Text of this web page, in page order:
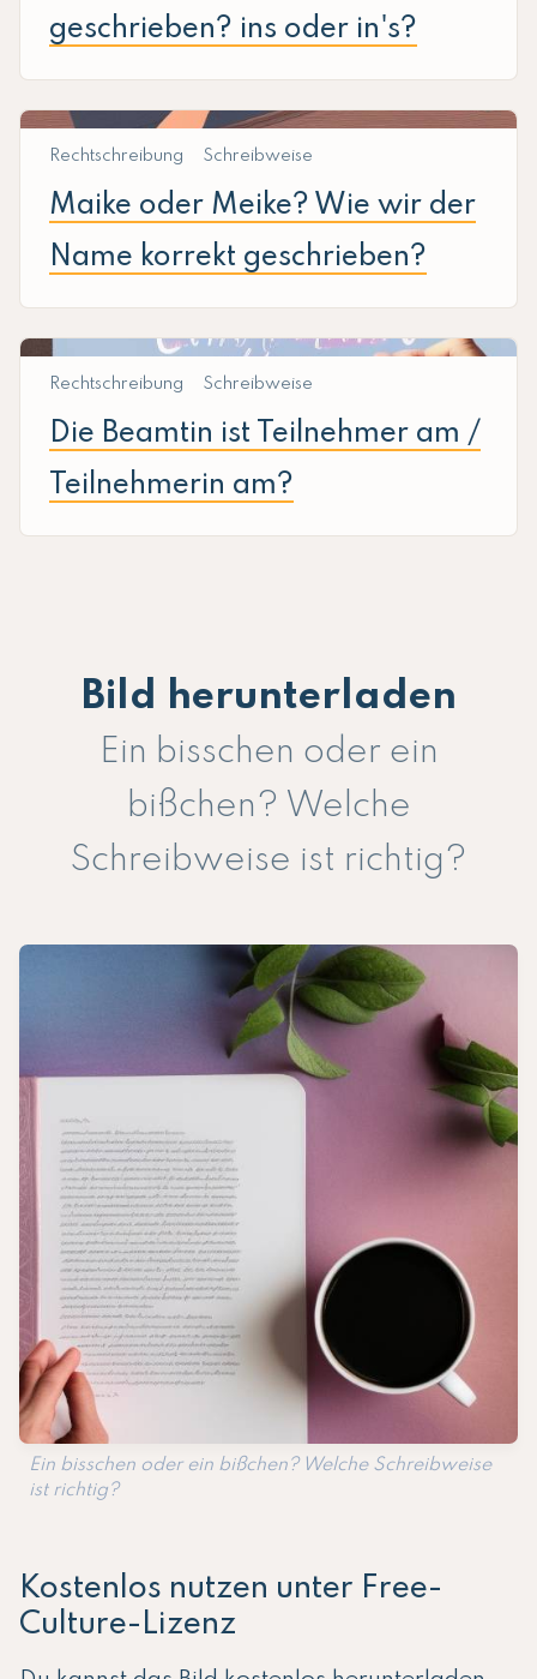
geschrieben? ins oder in's?
Rechtschreibung Schreibweise
Maike oder Meike? Wie wir der
Name korrekt geschrieben?
Rechtschreibung Schreibweise
Die Beamtin ist Teilnehmer am /
Teilnehmerin am?
Bild herunterladen
Ein bisschen oder ein
bißchen? Welche
Schreibweise ist richtig?
Ein bisschen oder ein bißchen? Welche Schreibweise
ist richtig?
Kostenlos nutzen unter Free-
Culture-Lizenz